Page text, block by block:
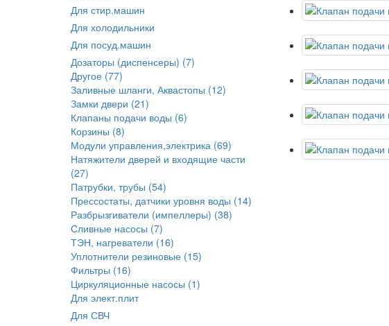
Для стир.машин
Для холодильники
Для посуд.машин
Дозаторы (диспенсеры) (7)
Другое (77)
Заливные шланги, Аквастопы (12)
Замки двери (21)
Клапаны подачи воды (6)
Корзины (8)
Модули управления,электрика (69)
Натяжители дверей и входящие части
(27)
Патрубки, трубы (54)
Прессостаты, датчики уровня воды (14)
Разбрызгиватели (импеллеры) (38)
Сливные насосы (7)
ТЭН, нагреватели (16)
Уплотнители резиновые (15)
Фильтры (16)
Циркуляционные насосы (1)
Для элект.плит
Для СВЧ